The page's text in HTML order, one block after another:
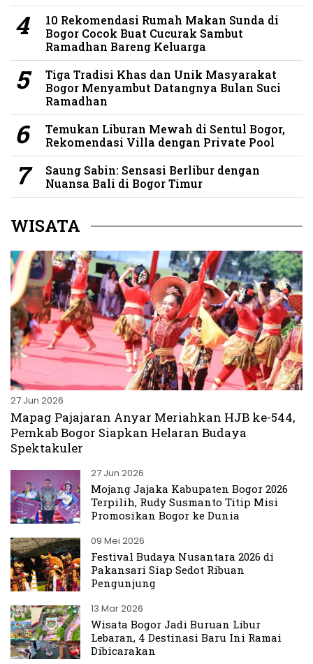
10 Rekomendasi Rumah Makan Sunda di
Bogor Cocok Buat Cucurak Sambut
Ramadhan Bareng Keluarga
Tiga Tradisi Khas dan Unik Masyarakat
Bogor Menyambut Datangnya Bulan Suci
Ramadhan
Temukan Liburan Mewah di Sentul Bogor,
Rekomendasi Villa dengan Private Pool
Saung Sabin: Sensasi Berlibur dengan
Nuansa Bali di Bogor Timur
WISATA
27 Jun 2026
Mapag Pajajaran Anyar Meriahkan HJB ke-544,
Pemkab Bogor Siapkan Helaran Budaya
Spektakuler
27 Jun 2026
Mojang Jajaka Kabupaten Bogor 2026
Terpilih, Rudy Susmanto Titip Misi
Promosikan Bogor ke Dunia
09 Mei 2026
Festival Budaya Nusantara 2026 di
Pakansari Siap Sedot Ribuan
Pengunjung
13 Mar 2026
Wisata Bogor Jadi Buruan Libur
Lebaran, 4 Destinasi Baru Ini Ramai
Dibicarakan